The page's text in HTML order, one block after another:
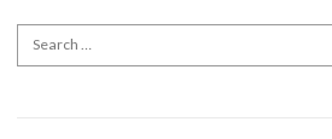
Search for: